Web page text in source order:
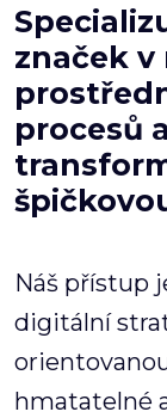
značek
procesů
Náš přístup
digitální
hmatatelné